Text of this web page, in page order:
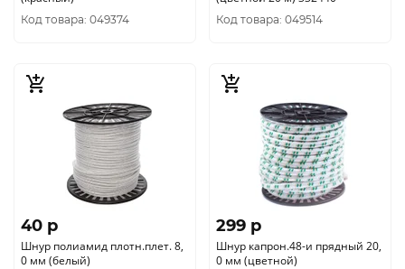
Код товара: 049374 Код товара: 049514
40 p
Шнур полиамид плотн.плет. 8,
0 мм (белый)
299 p
Шнур капрон.48-и прядный 20,
0 мм (цветной)